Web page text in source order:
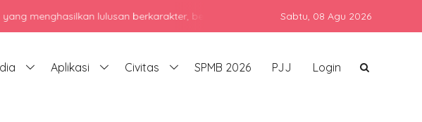
lulusan berkarakter, berprestasi, dan siap bersaing di era global dengan
Sabtu, 08 Agu 2026
Aplikasi Civitas SPMB 2026 PJJ Login